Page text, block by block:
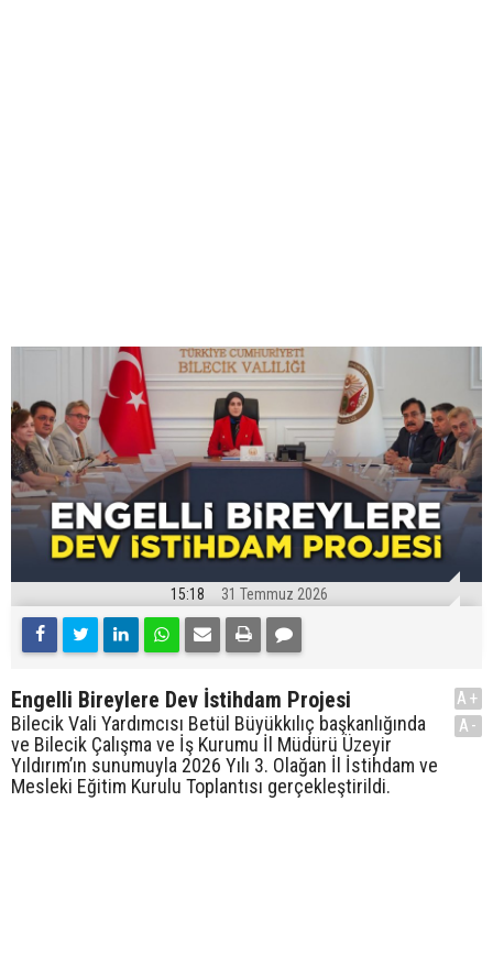
15:18 31 Temmuz 2026
Engelli Bireylere Dev İstihdam Projesi
Bilecik Vali Yardımcısı Betül Büyükkılıç başkanlığında
ve Bilecik Çalışma ve İş Kurumu İl Müdürü Üzeyir
Yıldırım’ın sunumuyla 2026 Yılı 3. Olağan İl İstihdam ve
Mesleki Eğitim Kurulu Toplantısı gerçekleştirildi.
A+
A-